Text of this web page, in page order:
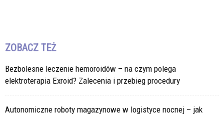
ZOBACZ TEŻ
Bezbolesne leczenie hemoroidów – na czym polega
elektroterapia Exroid? Zalecenia i przebieg procedury
Autonomiczne roboty magazynowe w logistyce nocnej – jak